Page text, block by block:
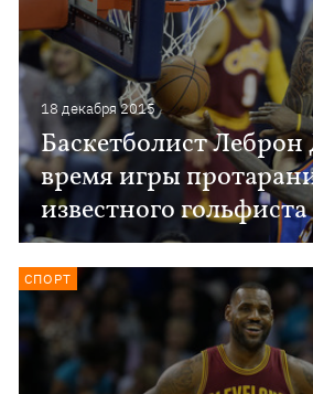
18 декабря 2015
Баскетболист
время игры
известного гольфиста
СПОРТ